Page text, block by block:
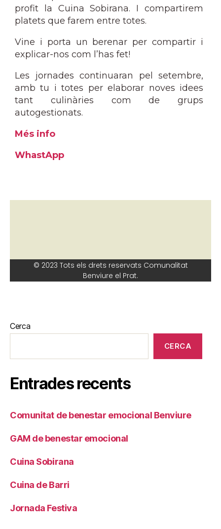
profit la Cuina Sobirana. I compartirem
platets que farem entre totes.
Vine i porta un berenar per compartir i
explicar-nos com l’has fet!
Les jornades continuaran pel setembre,
amb tu i totes per elaborar noves idees
tant culinàries com de grups
autogestionats.
Més info
WhastApp
© 2023 Tots els drets reservats Comunalitat
Benviure el Prat.
Cerca
CERCA
Entrades recents
Comunitat de benestar emocional Benviure
GAM de benestar emocional
Cuina Sobirana
Cuina de Barri
Jornada Festiva